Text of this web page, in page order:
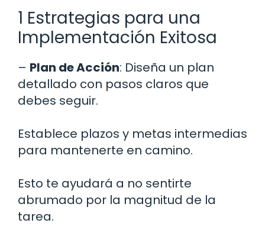
1 Estrategias para una
Implementación Exitosa
– Plan de Acción: Diseña un plan
detallado con pasos claros que
debes seguir.
Establece plazos y metas intermedias
para mantenerte en camino.
Esto te ayudará a no sentirte
abrumado por la magnitud de la
tarea.